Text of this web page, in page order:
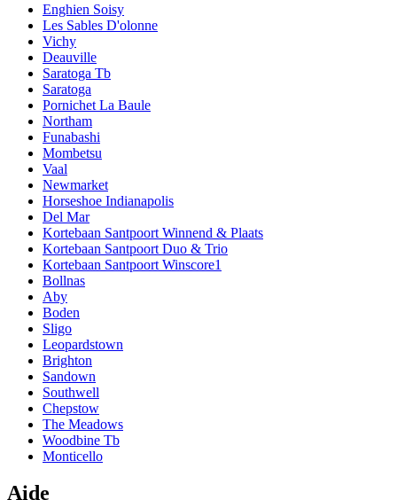
Enghien Soisy
Les Sables D'olonne
Vichy
Deauville
Saratoga Tb
Saratoga
Pornichet La Baule
Northam
Funabashi
Mombetsu
Vaal
Newmarket
Horseshoe Indianapolis
Del Mar
Kortebaan Santpoort Winnend & Plaats
Kortebaan Santpoort Duo & Trio
Kortebaan Santpoort Winscore1
Bollnas
Aby
Boden
Sligo
Leopardstown
Brighton
Sandown
Southwell
Chepstow
The Meadows
Woodbine Tb
Monticello
Aide